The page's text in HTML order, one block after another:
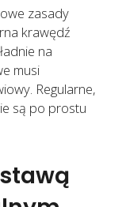
zasady
krawędź
na
musi
Regularne,
są po prostu